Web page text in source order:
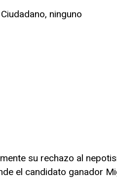
ninguno
su rechazo al
el candidato ganador